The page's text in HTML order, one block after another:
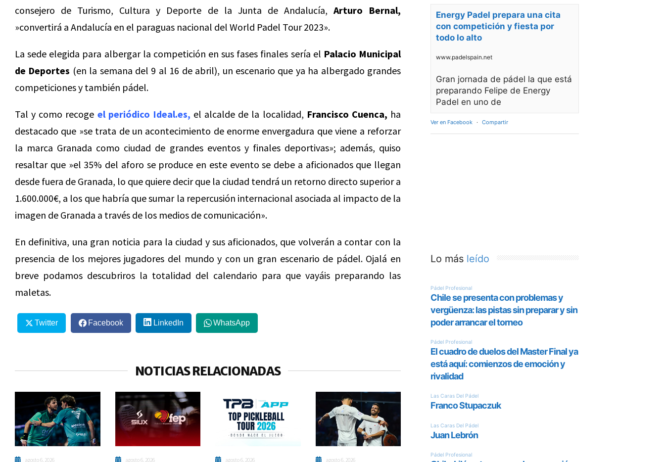
consejero de Turismo, Cultura y Deporte de la Junta de Andalucía, Arturo Bernal,
»convertirá a Andalucía en el paraguas nacional del World Padel Tour 2023».
La sede elegida para albergar la competición en sus fases finales sería el Palacio Municipal
de Deportes (en la semana del 9 al 16 de abril), un escenario que ya ha albergado grandes
competiciones y también pádel.
Tal y como recoge el periódico Ideal.es, el alcalde de la localidad, Francisco Cuenca, ha
destacado que »se trata de un acontecimiento de enorme envergadura que viene a reforzar
la marca Granada como ciudad de grandes eventos y finales deportivas»; además, quiso
resaltar que »el 35% del aforo se produce en este evento se debe a aficionados que llegan
desde fuera de Granada, lo que quiere decir que la ciudad tendrá un retorno directo superior a
1.600.000€, a los que habría que sumar la repercusión internacional asociada al impacto de la
imagen de Granada a través de los medios de comunicación».
En definitiva, una gran noticia para la ciudad y sus aficionados, que volverán a contar con la
presencia de los mejores jugadores del mundo y con un gran escenario de pádel. Ojalá en
breve podamos descubriros la totalidad del calendario para que vayáis preparando las
maletas.
Twitter Facebook LinkedIn WhatsApp
NOTICIAS RELACIONADAS
agosto 6, 2026 agosto 6, 2026 agosto 6, 2026 agosto 6, 2026
Energy Padel prepara una cita
con competición y fiesta por
todo lo alto
www.padelspain.net
Gran jornada de pádel la que está
preparando Felipe de Energy
Padel en uno de
Ver en Facebook · Compartir
Lo más leído